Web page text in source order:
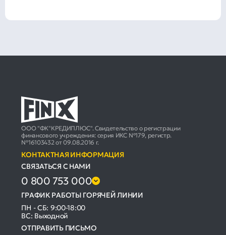
ООО "ФК"КРЕДИПЛЮС". Свидетельство о регистрации
финансового учреждения: серия ИКС №179, регистр.
№16103432 от 09.08.2016 г.
КОНТАКТНАЯ ИНФОРМАЦИЯ
СВЯЗАТЬСЯ С НАМИ
0 800 753 000
ГРАФИК РАБОТЫ ГОРЯЧЕЙ ЛИНИИ
ПН - СБ: 9:00-18:00
ВС: Выходной
ОТПРАВИТЬ ПИСЬМО